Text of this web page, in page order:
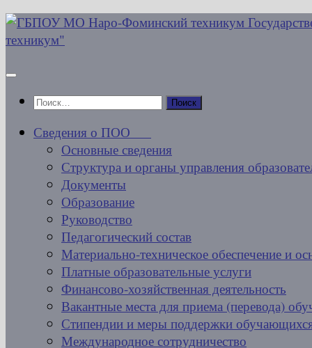
Перейти
к
Найти:
Сведения о ПОО
Основные сведения
Структура и органы управления
Документы
Образование
Руководство
Педагогический состав
Материально-техническое обеспечение и
Платные образовательные услуги
Финансово-хозяйственная деятельность
Вакантные места для приема (перевода)
Стипендии и меры поддержки
Международное сотрудничество